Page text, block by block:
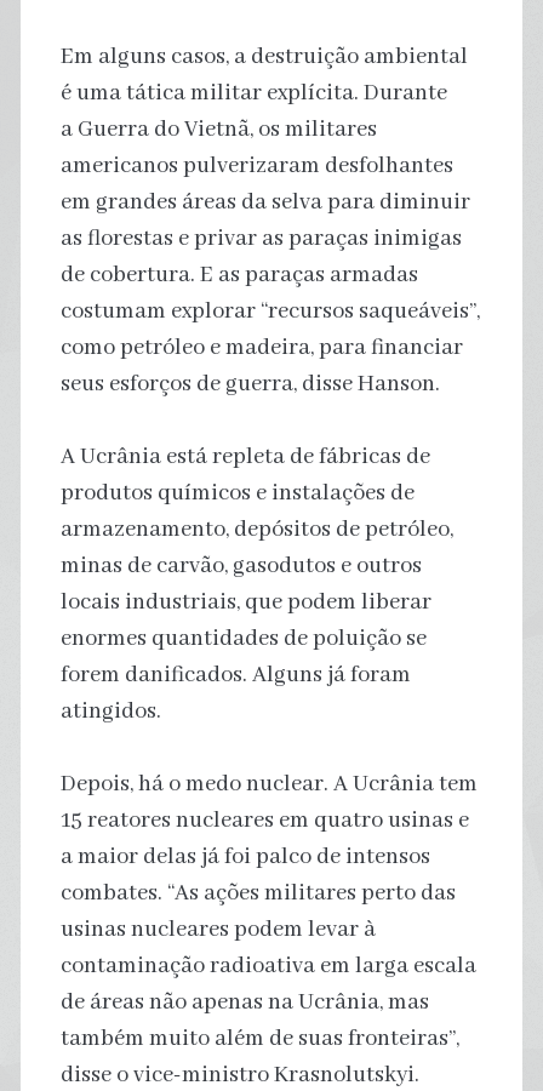
Em alguns casos, a destruição ambiental
é uma tática militar explícita. Durante
a Guerra do Vietnã, os militares
americanos pulverizaram desfolhantes
em grandes áreas da selva para diminuir
as florestas e privar as paraças inimigas
de cobertura. E as paraças armadas
costumam explorar “recursos saqueáveis”,
como petróleo e madeira, para financiar
seus esforços de guerra, disse Hanson.
A Ucrânia está repleta de fábricas de
produtos químicos e instalações de
armazenamento, depósitos de petróleo,
minas de carvão, gasodutos e outros
locais industriais, que podem liberar
enormes quantidades de poluição se
forem danificados. Alguns já foram
atingidos.
Depois, há o medo nuclear. A Ucrânia tem
15 reatores nucleares em quatro usinas e
a maior delas já foi palco de intensos
combates. “As ações militares perto das
usinas nucleares podem levar à
contaminação radioativa em larga escala
de áreas não apenas na Ucrânia, mas
também muito além de suas fronteiras”,
disse o vice-ministro Krasnolutskyi.